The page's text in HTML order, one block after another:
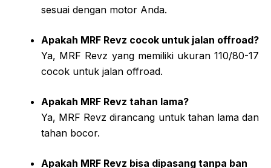
sesuai dengan motor Anda.
Apakah MRF Revz cocok untuk jalan offroad?
Ya, MRF Revz yang memiliki ukuran 110/80-17
cocok untuk jalan offroad.
Apakah MRF Revz tahan lama?
Ya, MRF Revz dirancang untuk tahan lama dan
tahan bocor.
Apakah MRF Revz bisa dipasang tanpa ban